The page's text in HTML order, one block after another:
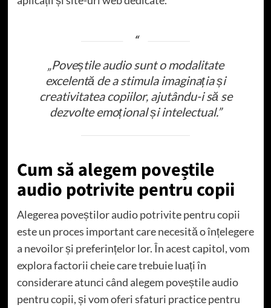
„Poveștile audio sunt o modalitate
excelentă de a stimula imaginația și
creativitatea copiilor, ajutându-i să se
dezvolte emoțional și intelectual.”
Cum să alegem poveștile
audio potrivite pentru copii
Alegerea poveștilor audio potrivite pentru copii
este un proces important care necesită o înțelegere
a nevoilor și preferințelor lor. În acest capitol, vom
explora factorii cheie care trebuie luați în
considerare atunci când alegem poveștile audio
pentru copii, și vom oferi sfaturi practice pentru